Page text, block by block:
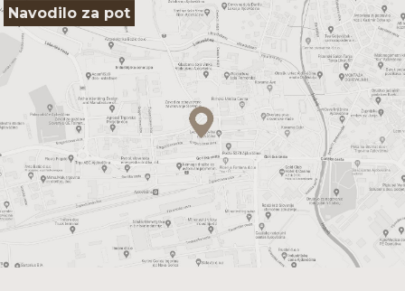
Navodilo za pot